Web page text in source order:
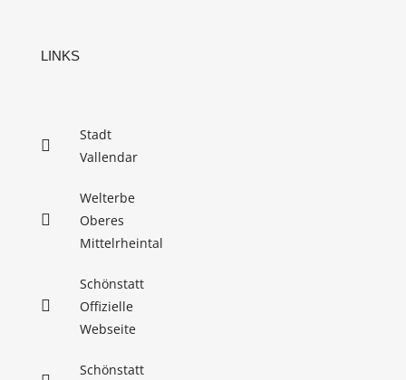
LINKS
Stadt
Vallendar
Welterbe
Oberes
Mittelrheintal
Schönstatt
Offizielle
Webseite
Schönstatt